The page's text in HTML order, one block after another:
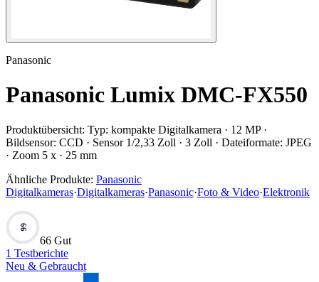
Panasonic
Panasonic Lumix DMC-FX550
Produktübersicht: Typ: kompakte Digitalkamera · 12 MP ·
Bildsensor: CCD · Sensor 1/2,33 Zoll · 3 Zoll · Dateiformate: JPEG
· Zoom 5 x · 25 mm
Ähnliche Produkte: Panasonic
Digitalkameras·Digitalkameras·Panasonic·Foto & Video·Elektronik
66
66 Gut
1 Testberichte
Neu & Gebraucht